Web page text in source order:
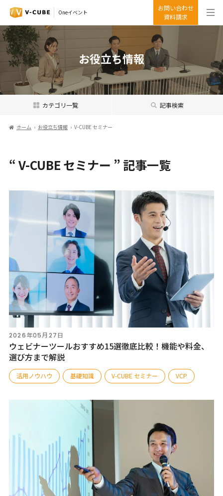
Oneイベント
お問い合わせ
資料請求
お役立ち情報
カテゴリ一覧 記事検索
ホーム お役立ち情報 V-CUBE セミナー
“ V-CUBE セミナー ” 記事一覧
2026年05月27日
ウェビナーツールおすすめ15選徹底比較！機能や料金、
選び方まで解説
活用ノウハウ 基礎知識 V-CUBE セミナー VCP